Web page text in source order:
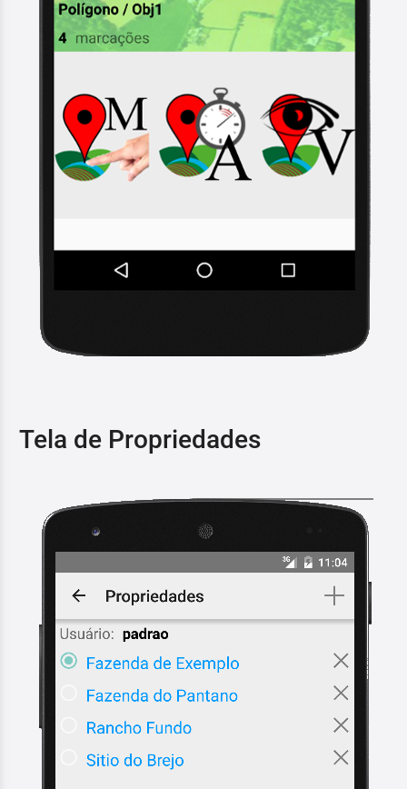
Tela de Propriedades